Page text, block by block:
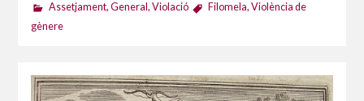
Assetjament, General , Violació Filomela, Violència de
gènere